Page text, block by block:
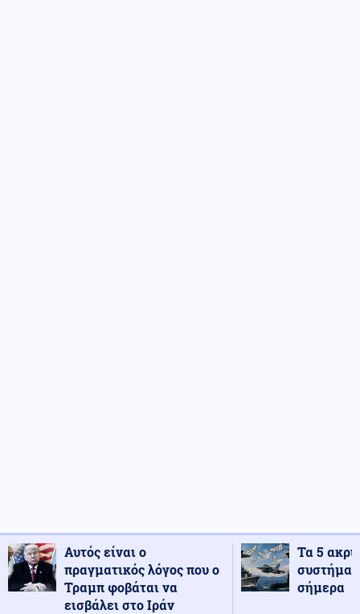
Αυτός είναι ο
πραγματικός λόγος που ο
Τραμπ φοβάται να
εισβάλει στο Ιράν
Τα 5
σήμερα